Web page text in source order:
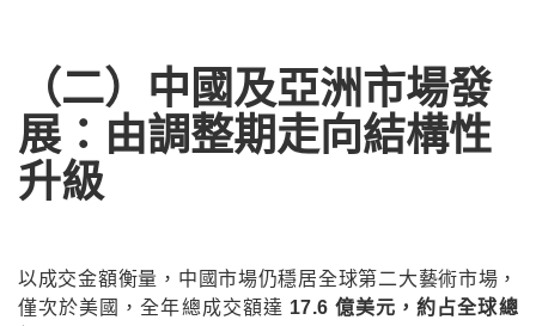
（二）中國及亞洲市場發
展：由調整期走向結構性
升級
以成交金額衡量，中國市場仍穩居全球第二大藝術市場，
僅次於美國，全年總成交額達 17.6 億美元，約占全球總